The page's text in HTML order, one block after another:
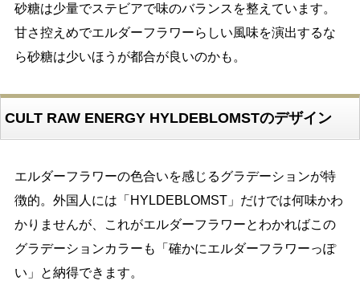
砂糖は少量でステビアで味のバランスを整えています。
甘さ控えめでエルダーフラワーらしい風味を演出するな
ら砂糖は少いほうが都合が良いのかも。
CULT RAW ENERGY HYLDEBLOMSTのデザイン
エルダーフラワーの色合いを感じるグラデーションが特
徴的。外国人には「HYLDEBLOMST」だけでは何味かわ
かりませんが、これがエルダーフラワーとわかればこの
グラデーションカラーも「確かにエルダーフラワーっぽ
い」と納得できます。